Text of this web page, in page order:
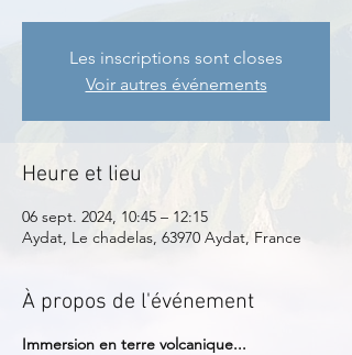
Les inscriptions sont closes
Voir autres événements
Heure et lieu
06 sept. 2024, 10:45 – 12:15
Aydat, Le chadelas, 63970 Aydat, France
À propos de l'événement
Immersion en terre volcanique...